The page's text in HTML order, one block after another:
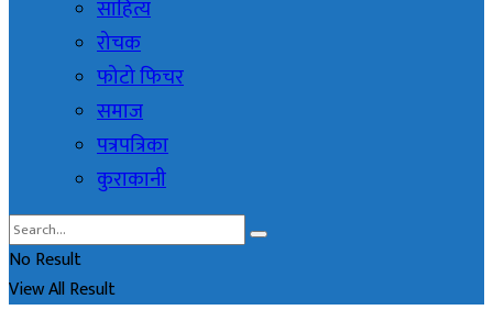
साहित्य
रोचक
फोटो फिचर
समाज
पत्रपत्रिका
कुराकानी
No Result
View All Result